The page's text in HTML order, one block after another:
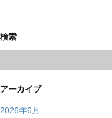
検索
アーカイブ
2026年6月